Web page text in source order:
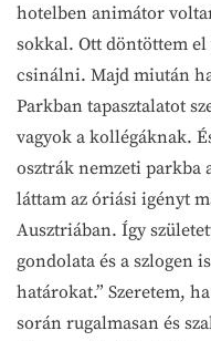
hotelben animátor
sokkal. Ott döntöttem el
csinálni. Majd miután
Parkban tapasztalatot
vagyok a kollégáknak.
osztrák nemzeti parkba
láttam az óriási igényt
Ausztriában. Így
gondolata és a szlogen
határokat.” Szeretem,
során rugalmasan és